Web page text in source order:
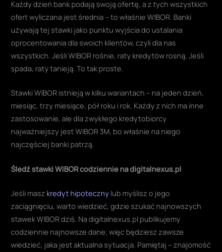
Każdy dzień bank podają swoją ofertę, a z tych wszystkich
ofert wyliczana jest średnia – to właśnie WIBOR. Banki
używają tej stawki jako punktu wyjścia do ustalania
oprocentowania dla swoich klientów, czyli dla nas
wszystkich. Jeśli WIBOR rośnie, raty kredytów rosną. Jeśli
spada, raty tanieją. To tak proste.
Stawki WIBOR istnieją w kilku wariantach – na jeden dzień,
miesiąc, trzy miesiące, pół roku i rok. Każdy z nich ma inne
zastosowanie, ale dla zwykłego kredytobiorcy
najważniejszy jest WIBOR 3M, bo właśnie na niego
najczęściej banki patrzą.
Śledź stawki WIBOR codziennie na digitalnexus.pl
Jeśli masz kredyt hipoteczny lub myślisz o jego
zaciągnięciu, warto wiedzieć, gdzie szukać najnowszych
stawek WIBOR dziś. Na digitalnexus.pl publikujemy
codziennie najnowsze dane, więc będziesz zawsze
wiedzieć, jaka jest aktualna sytuacja. Pamiętaj – znajomość